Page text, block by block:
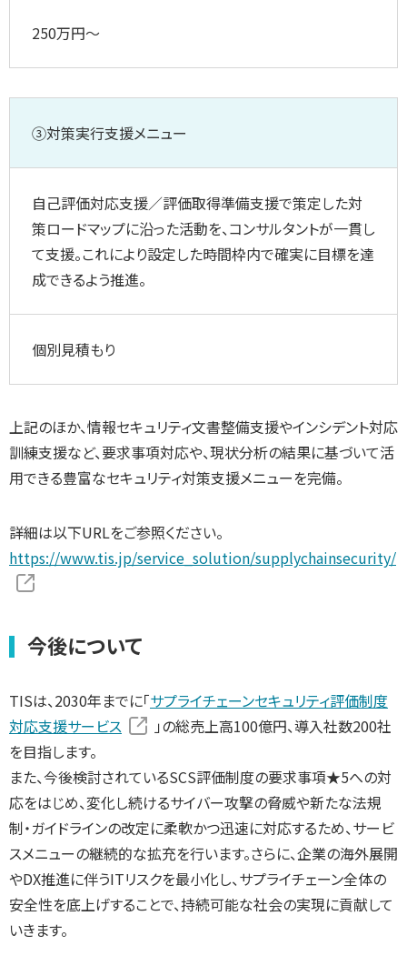
250万円～
③対策実行支援メニュー
自己評価対応支援／評価取得準備支援で策定した対
策ロードマップに沿った活動を、コンサルタントが一貫し
て支援。これにより設定した時間枠内で確実に目標を達
成できるよう推進。
個別見積もり
上記のほか、情報セキュリティ文書整備支援やインシデント対応
訓練支援など、要求事項対応や、現状分析の結果に基づいて活
用できる豊富なセキュリティ対策支援メニューを完備。
詳細は以下URLをご参照ください。
https://www.tis.jp/service_solution/supplychainsecurity/
今後について
TISは、2030年までに「サプライチェーンセキュリティ評価制度
対応支援サービス
」の総売上高100億円、導入社数200社
を目指します。
また、今後検討されているSCS評価制度の要求事項★5への対
応をはじめ、変化し続けるサイバー攻撃の脅威や新たな法規
制・ガイドラインの改定に柔軟かつ迅速に対応するため、サービ
スメニューの継続的な拡充を行います。さらに、企業の海外展開
やDX推進に伴うITリスクを最小化し、サプライチェーン全体の
安全性を底上げすることで、持続可能な社会の実現に貢献して
いきます。